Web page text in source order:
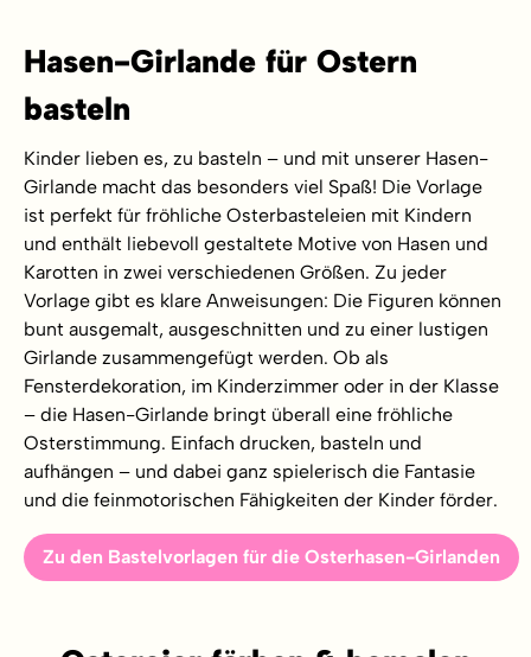
Hasen-Girlande für Ostern
basteln
Kinder lieben es, zu basteln – und mit unserer Hasen-
Girlande macht das besonders viel Spaß! Die Vorlage
ist perfekt für fröhliche Osterbasteleien mit Kindern
und enthält liebevoll gestaltete Motive von Hasen und
Karotten in zwei verschiedenen Größen. Zu jeder
Vorlage gibt es klare Anweisungen: Die Figuren können
bunt ausgemalt, ausgeschnitten und zu einer lustigen
Girlande zusammengefügt werden. Ob als
Fensterdekoration, im Kinderzimmer oder in der Klasse
– die Hasen-Girlande bringt überall eine fröhliche
Osterstimmung. Einfach drucken, basteln und
aufhängen – und dabei ganz spielerisch die Fantasie
und die feinmotorischen Fähigkeiten der Kinder förder.
Zu den Bastelvorlagen für die Osterhasen-Girlanden